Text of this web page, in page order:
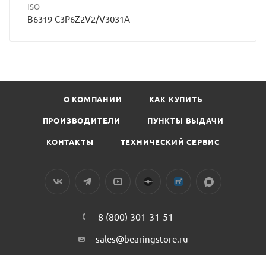
ISO
B6319-C3P6Z2V2/V3031A
О КОМПАНИИ КАК КУПИТЬ
ПРОИЗВОДИТЕЛИ ПУНКТЫ ВЫДАЧИ
КОНТАКТЫ ТЕХНИЧЕСКИЙ СЕРВИС
8 (800) 301-31-51
sales@bearingstore.ru